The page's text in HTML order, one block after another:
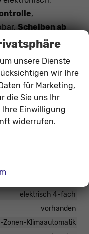
,
Scheiben ab
vorn,
eCall, Start-
elektrisch 4-fach
vorhanden
Zonen-Klimaautomatik
unsere Dienste
wir Ihre
für Marketing,
die Sie uns Ihr
Ihre Einwilligung
widerrufen.